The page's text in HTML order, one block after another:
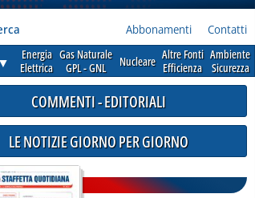
Abbonamenti Contatti
▼
Energia
Elettrica
Gas Naturale
GPL - GNL
Nucleare Altre Fonti
Efficienza
Ambiente
Sicurezza
COMMENTI - EDITORIALI
LE NOTIZIE GIORNO PER GIORNO